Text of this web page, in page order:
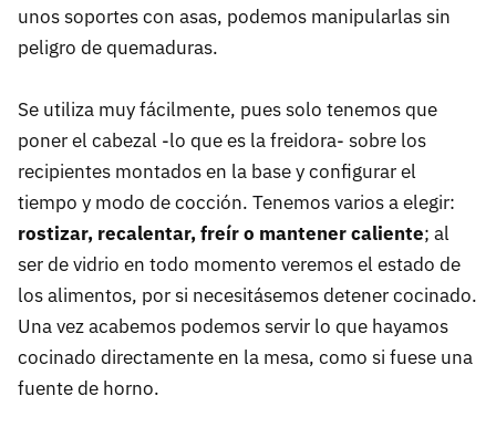
unos soportes con asas, podemos manipularlas sin
peligro de quemaduras.
Se utiliza muy fácilmente, pues solo tenemos que
poner el cabezal -lo que es la freidora- sobre los
recipientes montados en la base y configurar el
tiempo y modo de cocción. Tenemos varios a elegir:
rostizar, recalentar, freír o mantener caliente; al
ser de vidrio en todo momento veremos el estado de
los alimentos, por si necesitásemos detener cocinado.
Una vez acabemos podemos servir lo que hayamos
cocinado directamente en la mesa, como si fuese una
fuente de horno.